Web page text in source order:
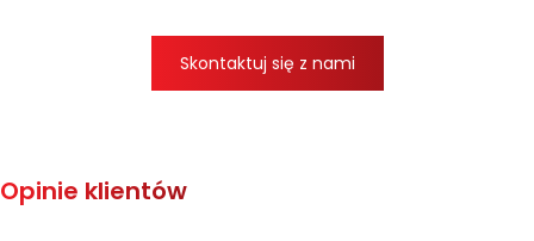
Skontaktuj się z nami
Opinie klientów